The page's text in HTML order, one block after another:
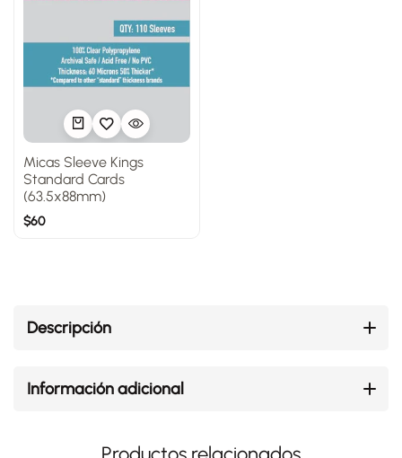
Micas Sleeve Kings
Standard Cards
(63.5x88mm)
$60
Descripción
Información adicional